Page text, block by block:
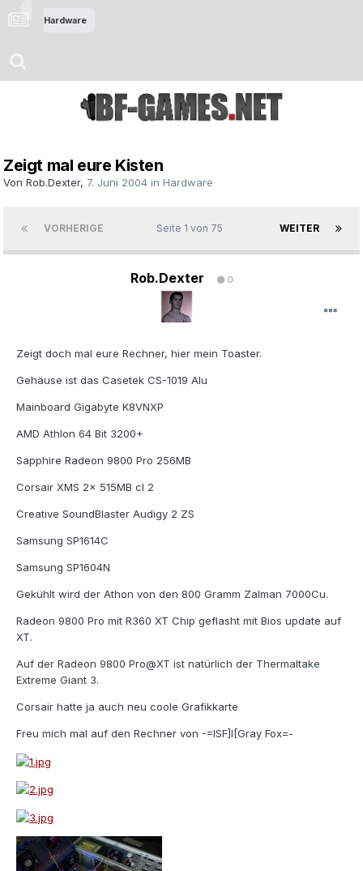
Hardware
Zeigt mal eure Kisten
Von Rob.Dexter, 7. Juni 2004 in Hardware
VORHERIGE WEITER
Seite 1 von 75
Rob.Dexter 0
Zeigt doch mal eure Rechner, hier mein Toaster.
Gehäuse ist das Casetek CS-1019 Alu
Mainboard Gigabyte K8VNXP
AMD Athlon 64 Bit 3200+
Sapphire Radeon 9800 Pro 256MB
Corsair XMS 2x 515MB cl 2
Creative SoundBlaster Audigy 2 ZS
Samsung SP1614C
Samsung SP1604N
Gekühlt wird der Athon von den 800 Gramm Zalman 7000Cu.
Radeon 9800 Pro mit R360 XT Chip geflasht mit Bios update auf
XT.
Auf der Radeon 9800 Pro@XT ist natürlich der Thermaltake
Extreme Giant 3.
Corsair hatte ja auch neu coole Grafikkarte
Freu mich mal auf den Rechner von -=ISF]I[Gray Fox=-